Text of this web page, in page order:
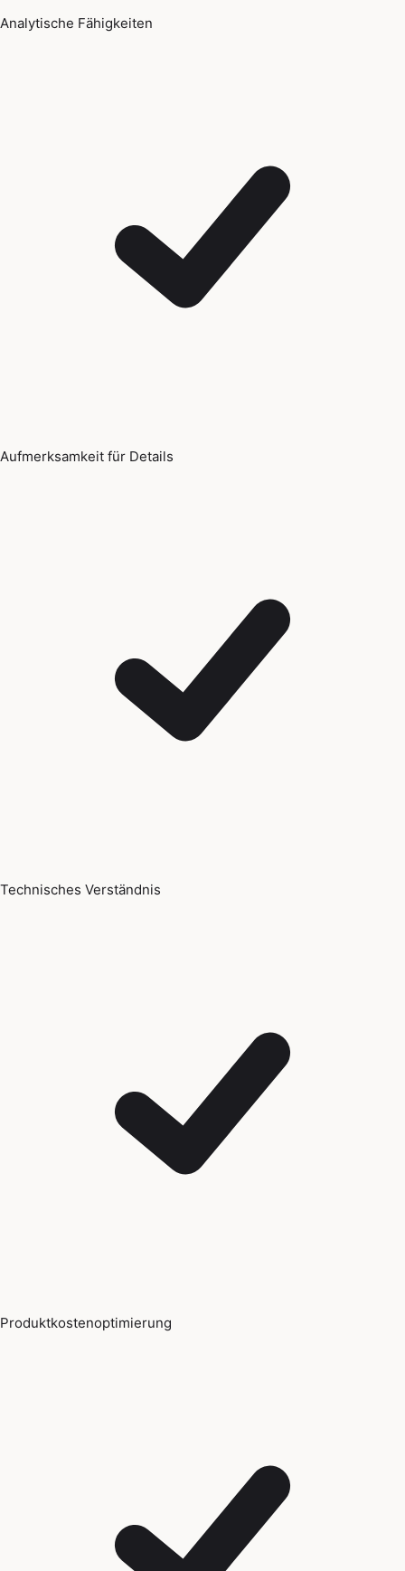
Analytische Fähigkeiten
Aufmerksamkeit für Details
Technisches Verständnis
Produktkostenoptimierung